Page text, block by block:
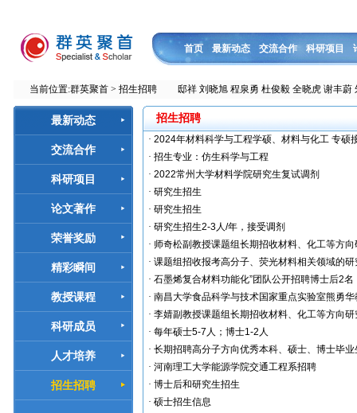
首页 最新动态 交流合作 科研项目
当前位置:群英聚首 > 招生招聘 邸祥 刘晓旭 程泉勇 杜俊毅 全晓虎 谢丰蔚
最新动态
交流合作
科研项目
论文著作
荣誉奖励
精彩瞬间
教授课程
科研成员
人才培养
招生招聘
招生招聘
· 2024年材料科学与工程学硕、材料与化工 专硕
· 招生专业：仿生科学与工程
· 2022常州大学材料学院研究生复试调剂
· 研究生招生
· 研究生招生
· 研究生招生2-3人/年，接受调剂
· 师奇松副教授课题组长期招收材料、化工等方向
· 课题组招收报考高分子、荧光材料相关领域的
· 石墨烯复合材料功能化”团队公开招聘博士后2名
· 南昌大学食品科学与技术国家重点实验室熊勇华
· 李婧副教授课题组长期招收材料、化工等方向研
· 每年硕士5-7人；博士1-2人
· 长期招聘高分子方向优秀本科、硕士、博士毕
· 河南理工大学能源学院交通工程系招聘
· 博士后和研究生招生
· 硕士招生信息